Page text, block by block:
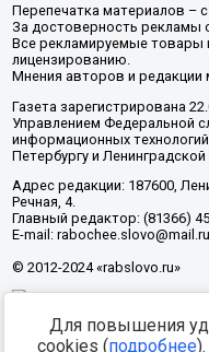
Перепечатка материалов –
За достоверность рекламы
Все рекламируемые товары
лицензированию.
Мнения авторов и редакции
Газета зарегистрирована
Управлением Федеральной
информационных
Петербургу и Ленинградской
Адрес редакции: 187600,
Речная, 4.
Главный редактор: (81366)
E-mail: rabochee.slovo@mail.ru
© 2012-2024 «rabslovo.ru»
Разработка -
Для повышения
cookies (подробнее